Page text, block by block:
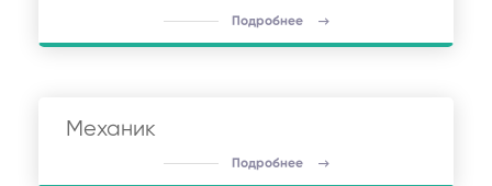
Подробнее
Механик
Подробнее